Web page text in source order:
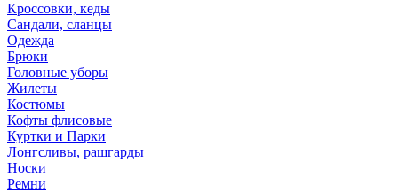
Кроссовки, кеды
Сандали, сланцы
Одежда
Брюки
Головные уборы
Жилеты
Костюмы
Кофты флисовые
Куртки и Парки
Лонгсливы, рашгарды
Носки
Ремни